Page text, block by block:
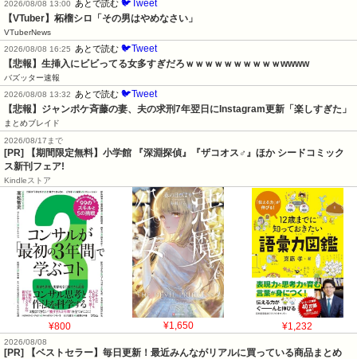
2026/08/08 13:00 あとで読む 🐦Tweet
【VTuber】柘榴シロ「その男はやめなさい」
VTuberNews
2026/08/08 16:25
あとで読む 🐦Tweet
【悲報】生挿入にビビってる女多すぎだろｗｗｗｗｗｗｗｗｗｗwwww
バズッター速報
2026/08/08 13:32
あとで読む 🐦Tweet
【悲報】ジャンポケ斉藤の妻、夫の求刑7年翌日にInstagram更新「楽しすぎた」
まとめブレイド
2026/08/17まで
[PR] 【期間限定無料】小学館 『深淵探偵』『ザコオス♂』ほか シードコミック
ス新刊フェア!
Kindleストア
¥800 ¥1,650 ¥1,232
2026/08/08
[PR] 【ベストセラー】毎日更新！最近みんながリアルに買っている商品まとめ